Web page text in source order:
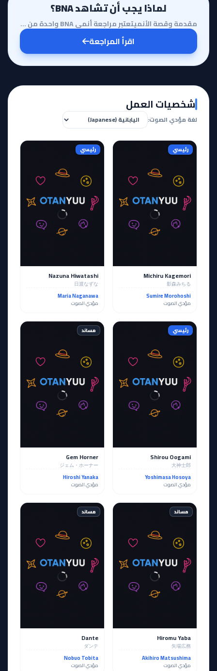
لماذا يجب أن تشاهد BNA؟
مقدمة وقصة الأنميتعتبر مراجعة أنمي BNA واحدة من أكثر التجارب البصرية إثارة في السنوات الأخيرة، حيث ي...
اقرأ المراجعة
شخصيات العمل
لغة مؤدي الصوت:
رئيسي
Michiru Kagemori
影森みちる
Sumire Morohoshi
مؤدي الصوت
رئيسي
Nazuna Hiwatashi
日渡なずな
Maria Naganawa
مؤدي الصوت
رئيسي
Shirou Oogami
大神士郎
Yoshimasa Hosoya
مؤدي الصوت
مساند
Gem Horner
ジェム・ホーナー
Hiroshi Yanaka
مؤدي الصوت
مساند
Hiromu Yaba
矢場広務
Akihiro Matsushima
مؤدي الصوت
مساند
Dante
ダンテ
Nobuo Tobita
مؤدي الصوت